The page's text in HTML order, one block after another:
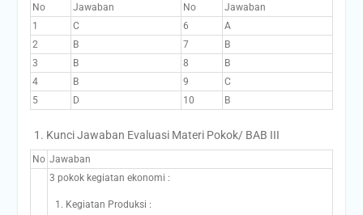
No Jawaban No
Jawaban
1
C 6
A
2
B 7
B
3
B 8
B
4
B 9
C
5
D 10 B
Kunci Jawaban Evaluasi Materi Pokok/ BAB III
No Jawaban
3 pokok kegiatan ekonomi :
Kegiatan Produksi :